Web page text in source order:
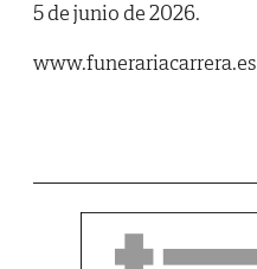
5 de junio de 2026.
www.funerariacarrera.es